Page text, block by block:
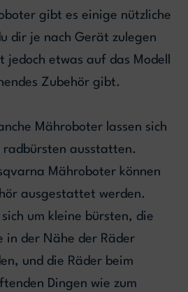
gibt es einige nützliche
dir je nach Gerät zulegen
jedoch etwas auf das Modell
Zubehör gibt.
Mähroboter lassen sich
ausstatten.
Mähroboter können
ausgestattet werden.
um kleine bürsten, die
in der Nähe der Räder
und die Räder beim
Dingen wie zum